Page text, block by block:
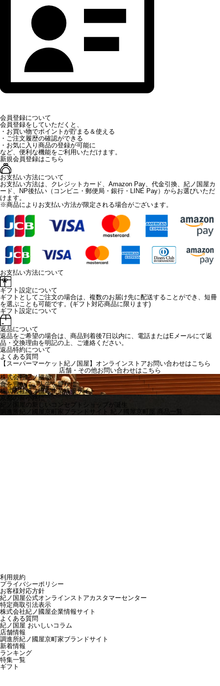
会員登録について
会員登録をしていただくと、
・お買い物でポイントが貯まる＆使える
・ご注文履歴の確認ができる
・お気に入り商品の登録が可能に
など、便利な機能をご利用いただけます。
新規会員登録はこちら
お支払い方法について
お支払い方法は、クレジットカード、Amazon Pay、代金引換、紀ノ国屋カ
ード、NP後払い（コンビニ・郵便局・銀行・LINE Pay）からお選びいただ
けます。
※商品によりお支払い方法が限定される場合がございます。
お支払い方法について
ギフト設定について
ギフトとしてご注文の場合は、複数のお届け先に配送することができ、短冊
を選ぶことも可能です。(ギフト対応商品に限ります)
ギフト設定について
返品について
返品をご希望の場合は、商品到着後7日以内に、電話またはEメールにて返
品・交換理由を明記の上、ご連絡ください。
返品特約について
よくある質問
【スーパーマーケット紀ノ国屋】オンラインストアお問い合わせはこちら
店舗・その他お問い合わせは こちら
株式会社紀ノ國屋
食を豊かに、人生を豊かに
株式会社紀ノ國屋企業情報サイト
京都の富小路に
紀ノ国屋の新しいコンセプトショップが誕生
調進所紀ノ國屋京町家ブランドサイト 紀ノ國屋京町屋 商品一覧
利用規約
プライバシーポリシー
お客様対応方針
紀ノ国屋公式オンラインストアカスタマーセンター
特定商取引法表示
株式会社紀ノ國屋企業情報サイト
よくある質問
紀ノ国屋 おいしいコラム
店舗情報
調進所紀ノ國屋京町家ブランドサイト
新着情報
ランキング
特集一覧
ギフト